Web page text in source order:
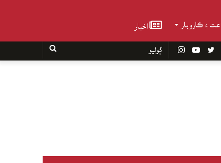
۽ ڪاروبار اخبار
InstagramYouTube Twitter
Facebook